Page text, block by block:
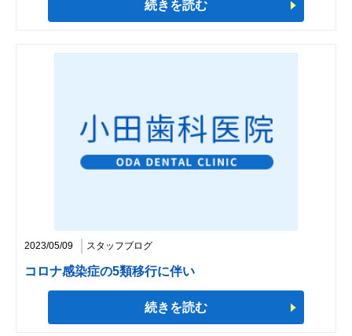
続きを読む
2023/05/09 スタッフブログ
コロナ感染症の5類移行に伴い
続きを読む